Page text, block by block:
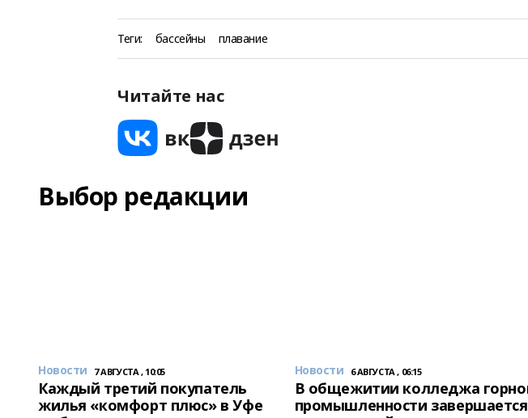
Теги: бассейны плавание
Читайте нас
Выбор редакции
Новости 7 АВГУСТА , 10:05
Каждый третий покупатель
жилья «комфорт плюс» в Уфе
Новости 6 АВГУСТА , 06:15
В общежитии колледжа
промышленности завершается